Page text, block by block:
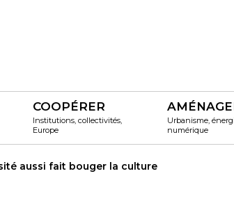
COOPÉRER
Institutions, collectivités,
Europe
Urbanisme,
numérique
aussi fait bouger la culture